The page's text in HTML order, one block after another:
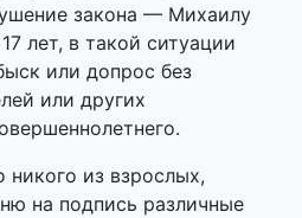
закона — Михаилу
лет, в такой ситуации
или допрос без
или других
из взрослых,
на подпись различные